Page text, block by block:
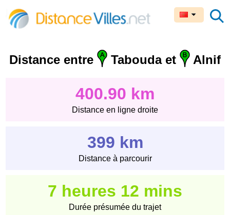
Distance entre Tabouda et Alnif
400.90 km
Distance en ligne droite
399 km
Distance à parcourir
7 heures 12 mins
Durée présumée du trajet